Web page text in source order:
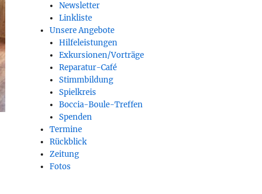
Newsletter
Linkliste
Unsere Angebote
Hilfeleistungen
Exkursionen/Vorträge
Reparatur-Café
Stimmbildung
Spielkreis
Boccia-Boule-Treffen
Spenden
Termine
Rückblick
Zeitung
Fotos